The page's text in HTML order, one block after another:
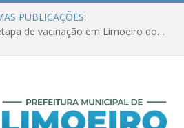
PUBLICAÇÕES:
Amanhã começa nova etapa de vacinação em Limoeiro do Ajuru para idosos com 65 ou mais